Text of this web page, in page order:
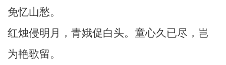
免忆山愁。
红烛侵明月，青娥促白头。童心久已尽，岂
为艳歌留。